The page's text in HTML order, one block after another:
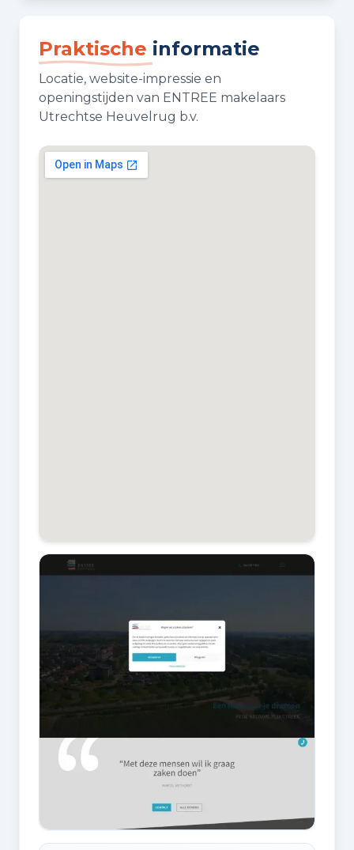
Praktische informatie
Locatie, website-impressie en
openingstijden van ENTREE makelaars
Utrechtse Heuvelrug b.v.